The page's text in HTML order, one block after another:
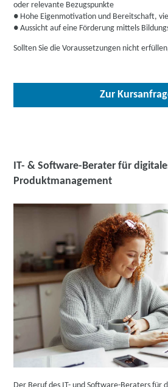
oder relevante Bezugspunkte
● Hohe Eigenmotivation und Bereitschaft,
● Aussicht auf eine Förderung mittels
Sollten Sie die Voraussetzungen nicht
Zur
IT- & Software-Berater für
Produktmanagement